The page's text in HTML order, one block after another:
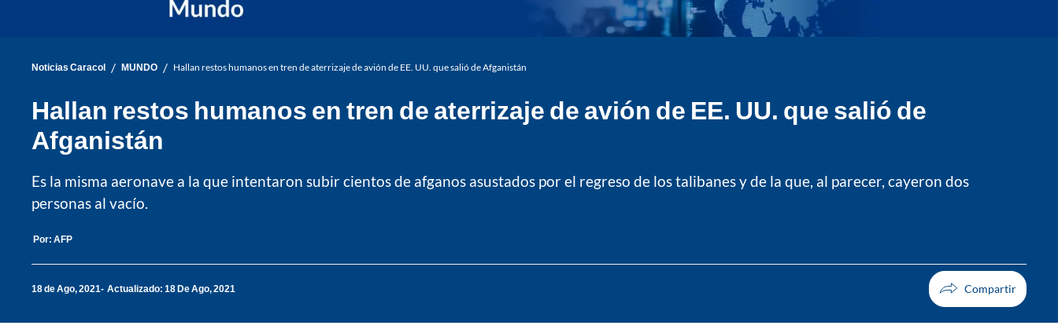
Noticias Caracol / MUNDO / Hallan restos humanos en tren de aterrizaje de avión de EE. UU. que salió de Afganistán
Hallan restos humanos en tren de aterrizaje de avión de EE. UU. que salió de
Afganistán
Es la misma aeronave a la que intentaron subir cientos de afganos asustados por el regreso de los talibanes y de la que, al parecer, cayeron dos
personas al vacío.
Por: AFP
18 de Ago, 2021 Actualizado: 18 De Ago, 2021